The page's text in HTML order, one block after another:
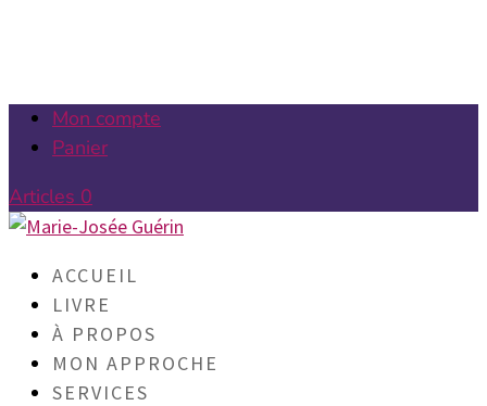
Mon compte
Panier
Articles 0
ACCUEIL
LIVRE
À PROPOS
MON APPROCHE
SERVICES